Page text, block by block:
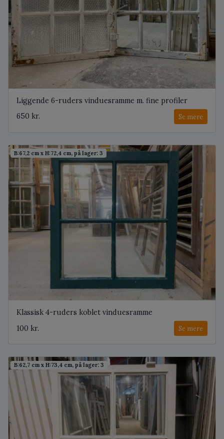
Liggende 6-ruders vinduesramme m. fine profiler
650 kr.
Se mere
B:67,2 cm x H:72,4 cm, på lager: 3
Klassisk 4-ruders koblet vinduesramme
100 kr.
Se mere
B:62,7 cm x H:73,4 cm, på lager: 3